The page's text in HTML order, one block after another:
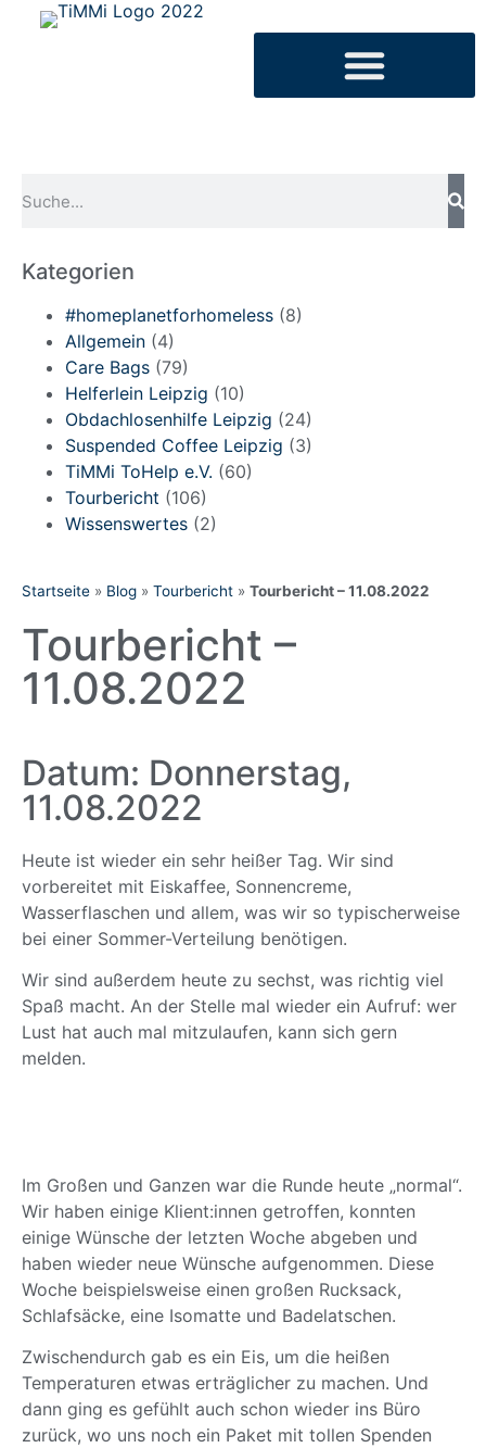
Startseite » Blog » Tourbericht » Tourbericht – 11.08.2022
Tourbericht –
11.08.2022
Datum: Donnerstag,
11.08.2022
Heute ist wieder ein sehr heißer Tag. Wir sind
vorbereitet mit Eiskaffee, Sonnencreme,
Wasserflaschen und allem, was wir so typischerweise
bei einer Sommer-Verteilung benötigen.
Wir sind außerdem heute zu sechst, was richtig viel
Spaß macht. An der Stelle mal wieder ein Aufruf: wer
Lust hat auch mal mitzulaufen, kann sich gern
melden.
Im Großen und Ganzen war die Runde heute „normal“.
Wir haben einige Klient:innen getroffen, konnten
einige Wünsche der letzten Woche abgeben und
haben wieder neue Wünsche aufgenommen. Diese
Woche beispielsweise einen großen Rucksack,
Schlafsäcke, eine Isomatte und Badelatschen.
Zwischendurch gab es ein Eis, um die heißen
Temperaturen etwas erträglicher zu machen. Und
dann ging es gefühlt auch schon wieder ins Büro
zurück, wo uns noch ein Paket mit tollen Spenden
Kategorien
#homeplanetforhomeless (8)
Allgemein (4)
Care Bags (79)
Helferlein Leipzig (10)
Obdachlosenhilfe Leipzig (24)
Suspended Coffee Leipzig (3)
TiMMi ToHelp e.V. (60)
Tourbericht (106)
Wissenswertes (2)